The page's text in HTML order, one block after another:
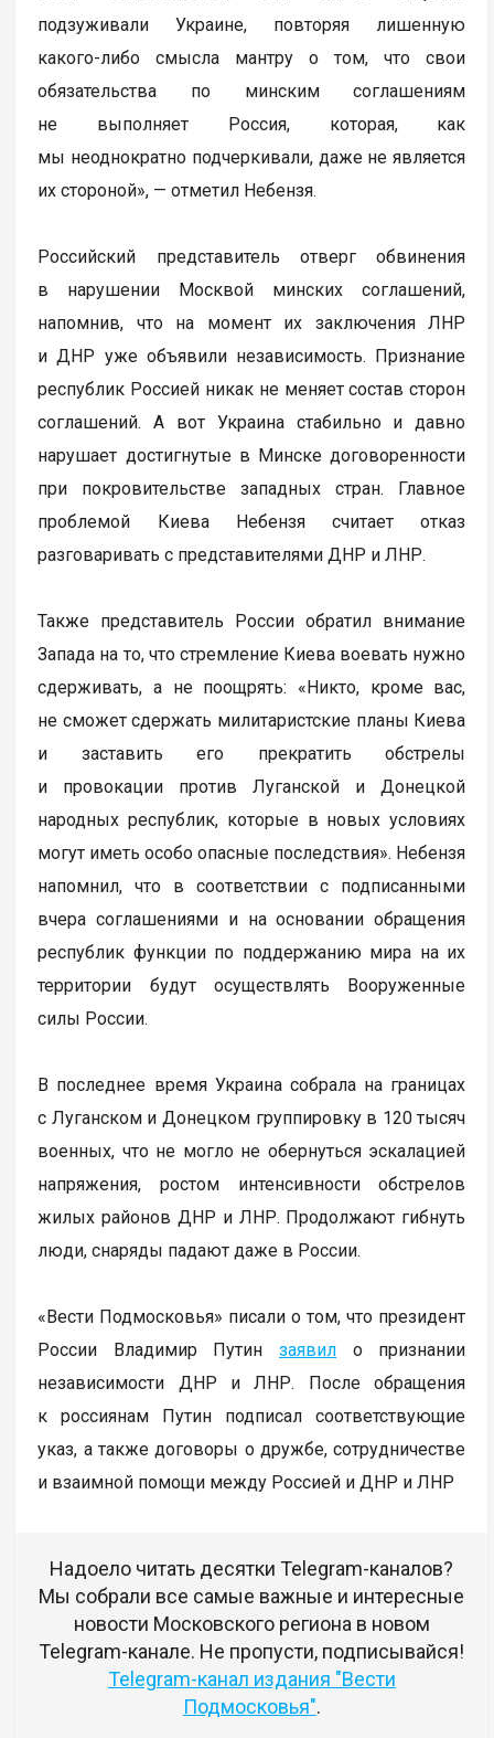
подзуживали Украине, повторяя лишенную
какого-либо смысла мантру о том, что свои
обязательства по минским соглашениям
не выполняет Россия, которая, как
мы неоднократно подчеркивали, даже не является
их стороной», — отметил Небензя.
Российский представитель отверг обвинения
в нарушении Москвой минских соглашений,
напомнив, что на момент их заключения ЛНР
и ДНР уже объявили независимость. Признание
республик Россией никак не меняет состав сторон
соглашений. А вот Украина стабильно и давно
нарушает достигнутые в Минске договоренности
при покровительстве западных стран. Главное
проблемой Киева Небензя считает отказ
разговаривать с представителями ДНР и ЛНР.
Также представитель России обратил внимание
Запада на то, что стремление Киева воевать нужно
сдерживать, а не поощрять: «Никто, кроме вас,
не сможет сдержать милитаристские планы Киева
и заставить его прекратить обстрелы
и провокации против Луганской и Донецкой
народных республик, которые в новых условиях
могут иметь особо опасные последствия». Небензя
напомнил, что в соответствии с подписанными
вчера соглашениями и на основании обращения
республик функции по поддержанию мира на их
территории будут осуществлять Вооруженные
силы России.
В последнее время Украина собрала на границах
с Луганском и Донецком группировку в 120 тысяч
военных, что не могло не обернуться эскалацией
напряжения, ростом интенсивности обстрелов
жилых районов ДНР и ЛНР. Продолжают гибнуть
люди, снаряды падают даже в России.
«Вести Подмосковья» писали о том, что президент
России Владимир Путинзаявил о признании
независимости ДНР и ЛНР. После обращения
к россиянам Путин подписал соответствующие
указ, а также договоры о дружбе, сотрудничестве
и взаимной помощи между Россией и ДНР и ЛНР
Надоело читать десятки Telegram-каналов?
Мы собрали все самые важные и интересные
новости Московского региона в новом
Telegram-канале. Не пропусти, подписывайся!
Telegram-канал издания "Вести
Подмосковья".